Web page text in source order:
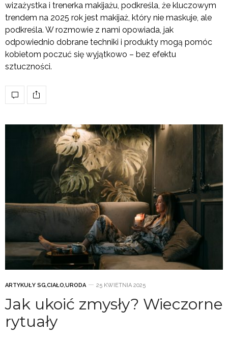
wizażystka i trenerka makijażu, podkreśla, że kluczowym
trendem na 2025 rok jest makijaż, który nie maskuje, ale
podkreśla. W rozmowie z nami opowiada, jak
odpowiednio dobrane techniki i produkty mogą pomóc
kobietom poczuć się wyjątkowo – bez efektu
sztuczności.
ARTYKUŁY SG,CIAŁO,URODA 25 KWIETNIA 2025
Jak ukoić zmysły? Wieczorne
rytuały